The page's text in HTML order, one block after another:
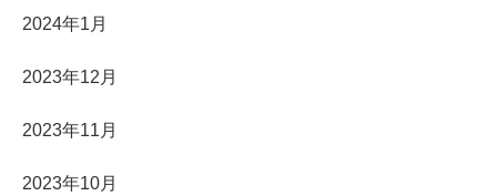
2024年1月
2023年12月
2023年11月
2023年10月